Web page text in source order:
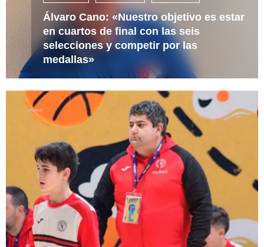
Álvaro Cano: «Nuestro objetivo es estar
en cuartos de final con las seis
selecciones y competir por las
medallas»